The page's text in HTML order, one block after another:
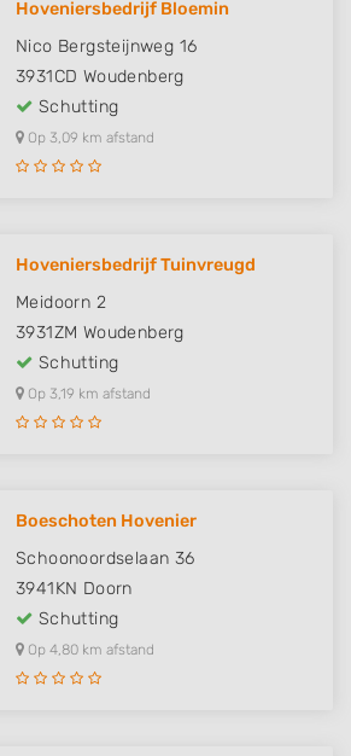
Hoveniersbedrijf Bloemin
Nico Bergsteijnweg 16
3931CD Woudenberg
Schutting
Op 3,09 km afstand
Hoveniersbedrijf Tuinvreugd
Meidoorn 2
3931ZM Woudenberg
Schutting
Op 3,19 km afstand
Boeschoten Hovenier
Schoonoordselaan 36
3941KN Doorn
Schutting
Op 4,80 km afstand